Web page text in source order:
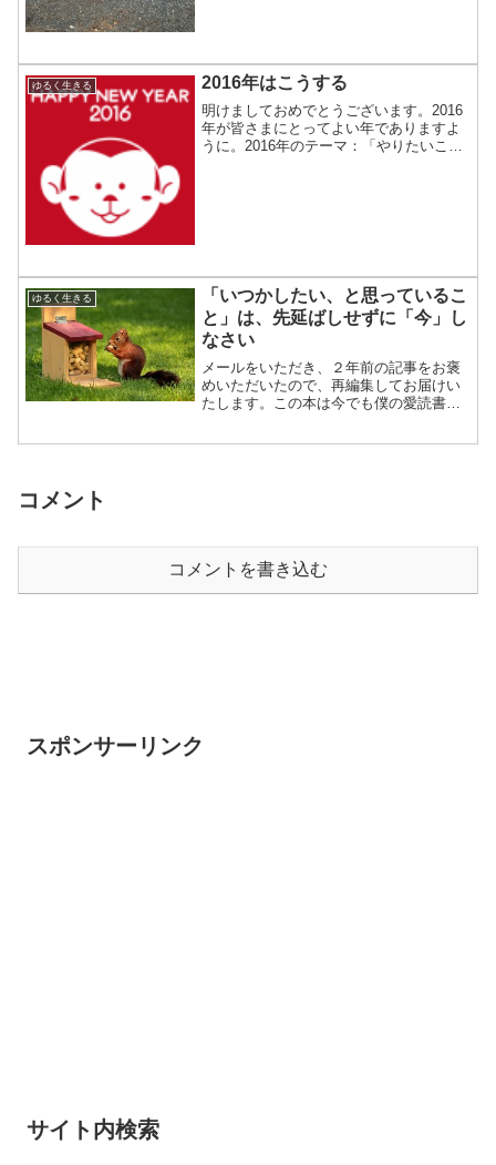
ゆるく生きる 2016年はこうする
明けましておめでとうございます。2016
年が皆さまにとってよい年でありますよ
うに。2016年のテーマ：「やりたいこと
ゆるく生きる
「いつかしたい、と思っているこ
と」は、先延ばしせずに「今」し
なさい
メールをいただき、２年前の記事をお褒
めいただいたので、再編集してお届けい
たします。この本は今でも僕の愛読書で
コメント
コメントを書き込む
スポンサーリンク
サイト内検索